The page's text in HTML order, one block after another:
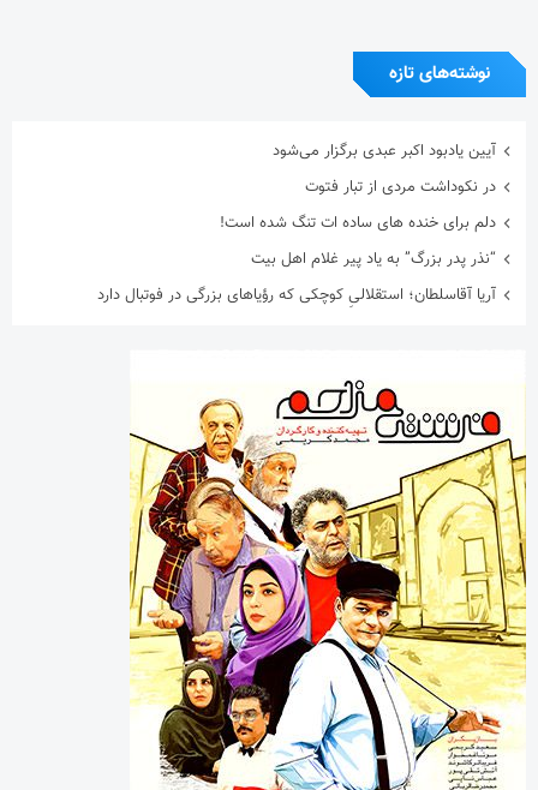
نوشته‌های تازه
آیین یادبود اکبر عبدی برگزار می‌شود
در نکوداشت مردی از تبار فتوت
دلم برای خنده های ساده ات تنگ شده است!
“نذر پدر بزرگ” به یاد پیر غلام اهل بیت
آریا آقاسلطان؛ استقلالیِ کوچکی که رؤیاهای بزرگی در فوتبال دارد